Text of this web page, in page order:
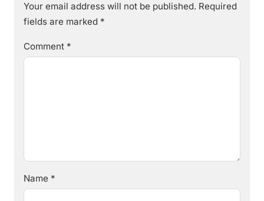
Your email address will not be published. Required
fields are marked *
Comment *
Name *